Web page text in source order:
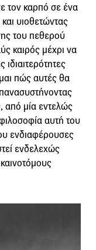
τον καρπό σε ένα
υιοθετώντας
του πεθερού
καιρός μέχρι να
ιδιαιτερότητες
πώς αυτές θα
από μία εντελώς
αυτή του
ενδιαφέρουσες
ενδελεχώς